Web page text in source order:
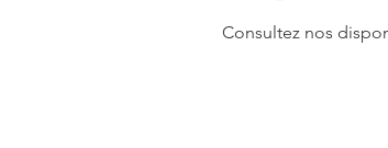
Consultez nos